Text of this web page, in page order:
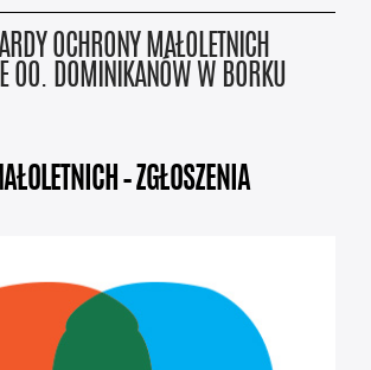
OCHRONY MAŁOLETNICH
OO. DOMINIKANÓW W BORKU
– ZGŁOSZENIA